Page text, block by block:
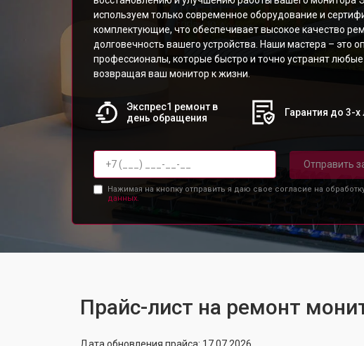
используем только современное оборудование и
комплектующие, что обеспечивает высокое качество
долговечность вашего устройства. Наши мастера – это
профессионалы, которые быстро и точно устранят
возвращая ваш монитор к жизни.
Экспрес1 ремонт в
день обращения
Гарантия до 3-х
Отправить
Нажимая на кнопку отправить я даю свое согласие на
данных.
Прайс-лист на ремонт
Дата обновления прайса: 17.07.2026